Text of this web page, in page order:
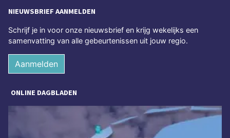
NIEUWSBRIEF AANMELDEN
Schrijf je in voor onze nieuwsbrief en krijg wekelijks een
samenvatting van alle gebeurtenissen uit jouw regio.
Aanmelden
ONLINE DAGBLADEN